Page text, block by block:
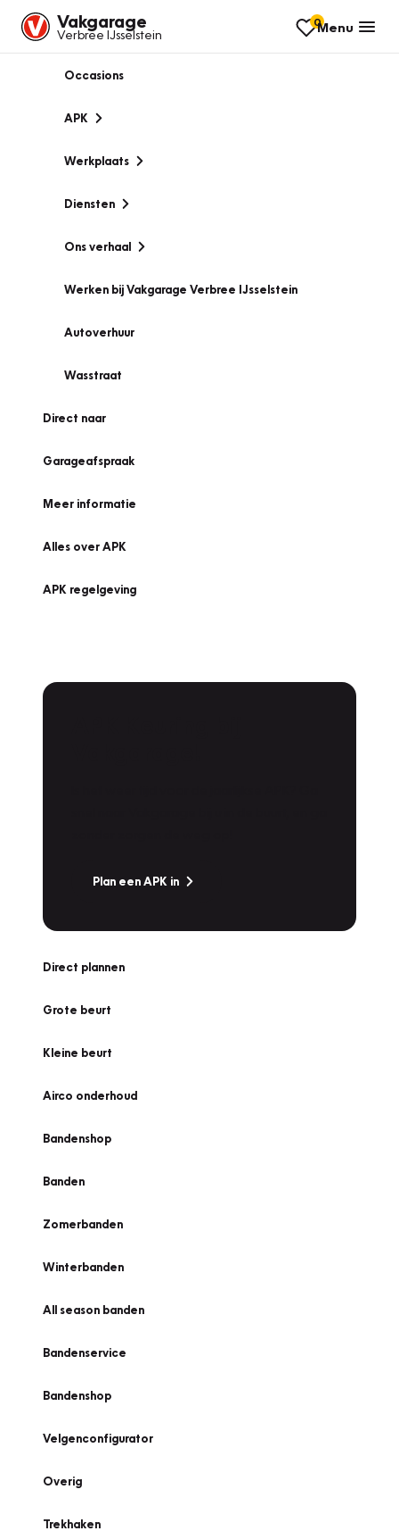
Vakgarage
Verbree IJsselstein
0Menu
Occasions
APK
Werkplaats
Diensten
Ons verhaal
Werken bij Vakgarage Verbree IJsselstein
Autoverhuur
Wasstraat
Direct naar
Garageafspraak
Meer informatie
Alles over APK
APK regelgeving
Plan een APK in
Direct plannen
Grote beurt
Kleine beurt
Airco onderhoud
Bandenshop
Banden
Zomerbanden
Winterbanden
All season banden
Bandenservice
Bandenshop
Velgenconfigurator
Overig
Trekhaken